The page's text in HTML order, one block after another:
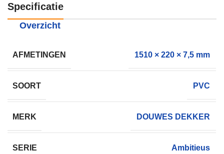
Specificatie
Overzicht
AFMETINGEN 1510 × 220 × 7,5 mm
SOORT PVC
MERK DOUWES DEKKER
SERIE Ambitieus